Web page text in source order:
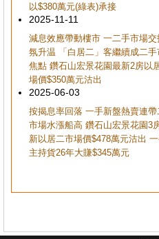
以$380萬元(綠表)承接
2025-11-11
減息效應帶動樓市 一二手市場交
氛升温 「白居二」客繼續成二手
焦點 鑽石山宏景花園最新2房以
場價$350萬元沽出
2025-06-03
按揭息率回落 一手新盤熱賣連帶
市場水漲船高 鑽石山宏景花園3
新以居二市場價$478萬元沽出
主持貨26年大賺$345萬元